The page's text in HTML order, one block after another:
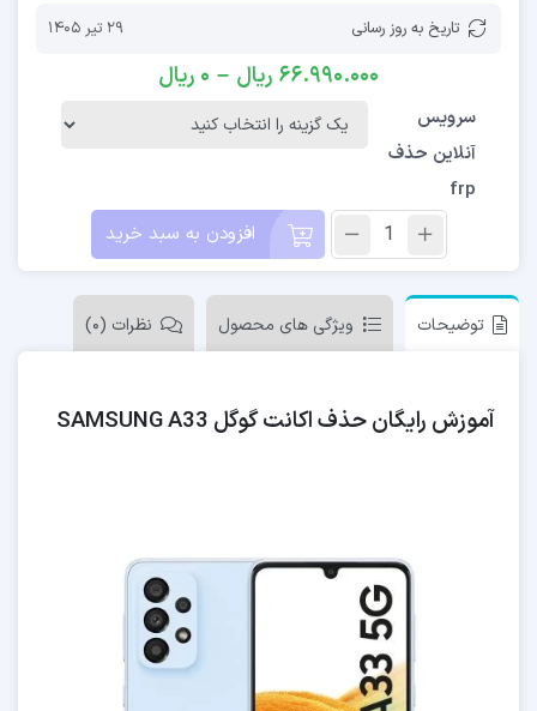
تاریخ به روز رسانی 29 تیر 1405
66.990.000 ریال –
0 ریال
سرویس
آنلاین حذف
frp
افزودن به سبد خرید
توضیحات ویژگی های محصول نظرات (0)
آموزش رایگان حذف اکانت گوگل SAMSUNG A33